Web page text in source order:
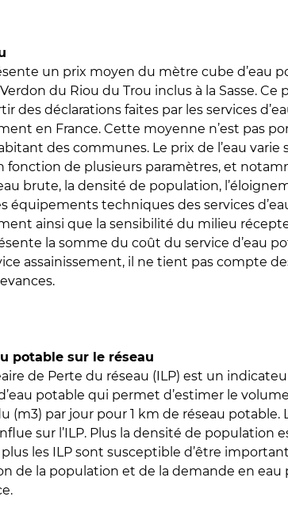
un prix moyen du mètre cube d’eau
du Riou du Trou inclus à la Sasse. Ce
des déclarations faites par les services
en France. Cette moyenne n’est pas
des communes. Le prix de l’eau varie
fonction de plusieurs paramètres, et
brute, la densité de population,
équipements techniques des services
ainsi que la sensibilité du milieu
la somme du coût du service d’eau
assainissement, il ne tient pas compte
potable sur le réseau
de Perte du réseau (ILP) est un
potable qui permet d’estimer le
(m3) par jour pour 1 km de réseau potable.
sur l’ILP. Plus la densité de population
les ILP sont susceptible d’être
de la population et de la demande en eau